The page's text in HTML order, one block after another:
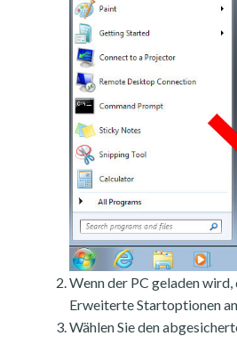
Wenn der PC geladen wird,
Erweiterte Startoptionen
Wählen Sie den